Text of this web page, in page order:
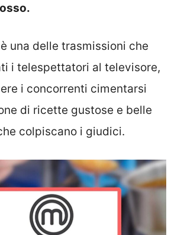
una delle trasmissioni che
i telespettatori al televisore,
i concorrenti cimentarsi
di ricette gustose e belle
colpiscano i giudici.